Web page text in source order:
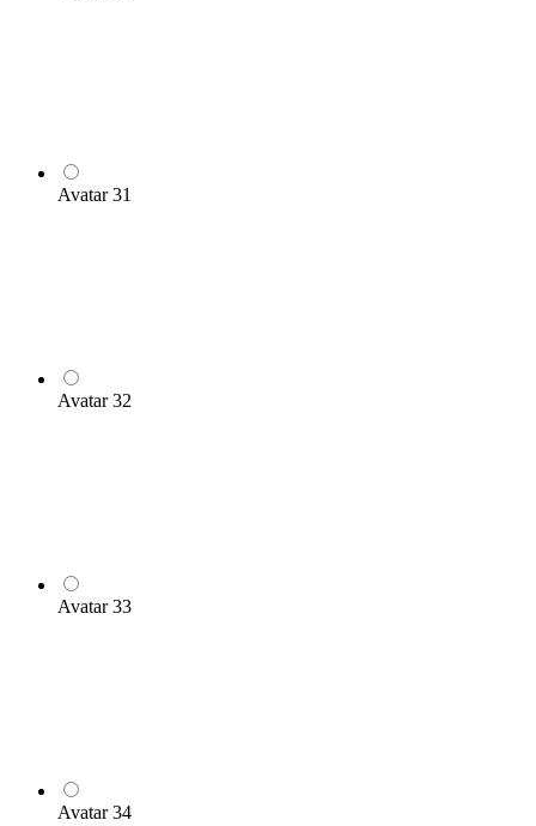
Avatar 31
Avatar 32
Avatar 33
Avatar 34